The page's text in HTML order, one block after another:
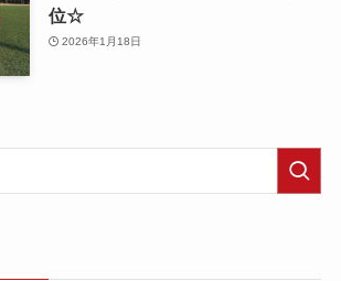
位☆
2026年1月18日